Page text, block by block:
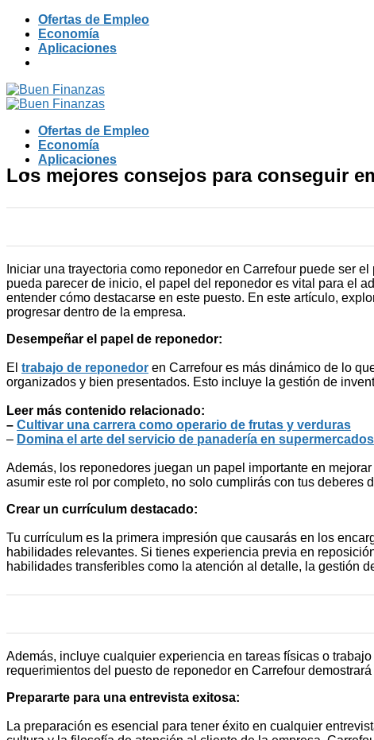
Skip
content
Ofertas de Empleo
Economía
Aplicaciones
Ofertas de Empleo
Economía
Aplicaciones
Los mejores consejos para conseguir
Iniciar una trayectoria como reponedor en Carrefour puede ser
pueda parecer de inicio, el papel del reponedor es vital para el
entender cómo destacarse en este puesto. En este artículo,
progresar dentro de la empresa.
Desempeñar el papel de reponedor:
El trabajo de reponedor en Carrefour es más dinámico de lo
organizados y bien presentados. Esto incluye la gestión de
Leer más contenido relacionado:
– Cultivar una carrera como operario de frutas y verduras
– Domina el arte del servicio de panadería en supermercados
Además, los reponedores juegan un papel importante en
asumir este rol por completo, no solo cumplirás con tus
Crear un currículum destacado:
Tu currículum es la primera impresión que causarás en los
habilidades relevantes. Si tienes experiencia previa en
habilidades transferibles como la atención al detalle, la gestión
Además, incluye cualquier experiencia en tareas físicas o
requerimientos del puesto de reponedor en Carrefour
Prepararte para una entrevista exitosa:
La preparación es esencial para tener éxito en cualquier